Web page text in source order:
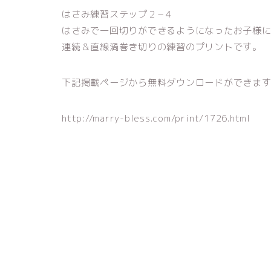
はさみ練習ステップ２−４
はさみで一回切りができるようになったお子様に
連続＆直線渦巻き切りの練習のプリントです。
下記掲載ページから無料ダウンロードができます
http://marry-bless.com/print/1726.html